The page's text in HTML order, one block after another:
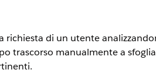
di un utente
trascorso manualmente a